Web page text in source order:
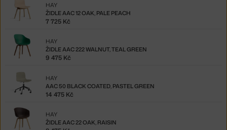
ŽIDLE AAC 12 OAK, PALE PEACH
HAY
7 725 Kč
ŽIDLE AAC 222 WALNUT, TEAL GREEN
HAY
9 475 Kč
AAC 50 BLACK COATED, PASTEL GREEN
HAY
14 475 Kč
ŽIDLE AAC 22 OAK, RAISIN
HAY